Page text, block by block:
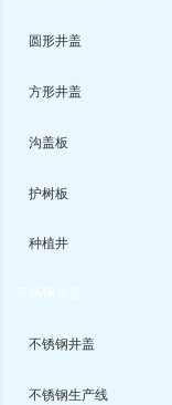
圆形井盖
方形井盖
沟盖板
护树板
种植井
不锈钢井盖
不锈钢生产线